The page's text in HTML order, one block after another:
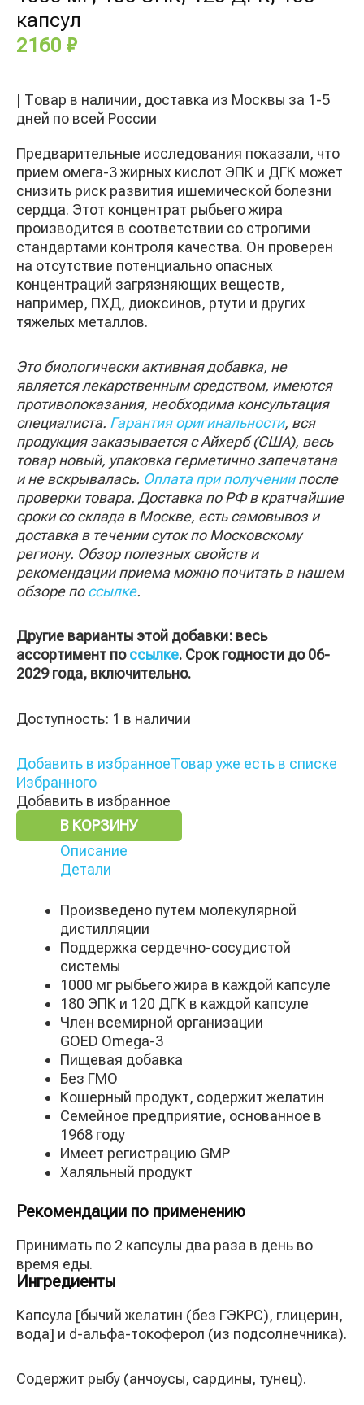
капсул
2160 ₽
| Товар в наличии, доставка из Москвы за 1-5
дней по всей России
Предварительные исследования показали, что
прием омега-3 жирных кислот ЭПК и ДГК может
снизить риск развития ишемической болезни
сердца. Этот концентрат рыбьего жира
производится в соответствии со строгими
стандартами контроля качества. Он проверен
на отсутствие потенциально опасных
концентраций загрязняющих веществ,
например, ПХД, диоксинов, ртути и других
тяжелых металлов.
Это биологически активная добавка, не
является лекарственным средством, имеются
противопоказания, необходима консультация
специалиста. Гарантия оригинальности, вся
продукция заказывается с Айхерб (США), весь
товар новый, упаковка герметично запечатана
и не вскрывалась. Оплата при получениипосле
проверки товара. Доставка по РФ в кратчайшие
сроки со склада в Москве, есть самовывоз и
доставка в течении суток по Московскому
региону. Обзор полезных свойств и
рекомендации приема можно почитать в нашем
обзоре поссылке.
Другие варианты этой добавки: весь
ассортимент поссылке. Срок годности до 06-
2029 года, включительно.
Доступность: 1 в наличии
Добавить в избранноеТовар уже есть в списке
Избранного
Добавить в избранное
100
капсул
В КОРЗИНУ
Описание
Детали
Произведено путем молекулярной
дистилляции
Поддержка сердечно-сосудистой
системы
1000 мг рыбьего жира в каждой капсуле
180 ЭПК и 120 ДГК в каждой капсуле
Член всемирной организации
GOED Omega-3
Пищевая добавка
Без ГМО
Кошерный продукт, содержит желатин
Семейное предприятие, основанное в
1968 году
Имеет регистрацию GMP
Халяльный продукт
Рекомендации по применению
Принимать по 2 капсулы два раза в день во
время еды.
Ингредиенты
Капсула [бычий желатин (без ГЭКРС), глицерин,
вода] и d-альфа-токоферол (из подсолнечника).
Содержит рыбу (анчоусы, сардины, тунец).